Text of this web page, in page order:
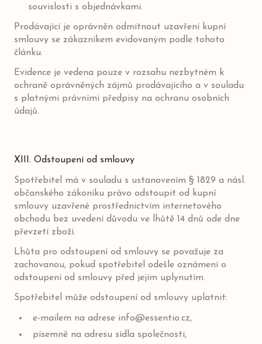
souvislosti s objednávkami.
Prodávající je oprávněn odmítnout uzavření kupní
smlouvy se zákazníkem evidovaným podle tohoto
článku.
Evidence je vedena pouze v rozsahu nezbytném k
ochraně oprávněných zájmů prodávajícího a v souladu
s platnými právními předpisy na ochranu osobních
údajů.
XIII. Odstoupení od smlouvy
Spotřebitel má v souladu s ustanovením § 1829 a násl.
občanského zákoníku právo odstoupit od kupní
smlouvy uzavřené prostřednictvím internetového
obchodu bez uvedení důvodu ve lhůtě 14 dnů ode dne
převzetí zboží.
Lhůta pro odstoupení od smlouvy se považuje za
zachovanou, pokud spotřebitel odešle oznámení o
odstoupení od smlouvy před jejím uplynutím.
Spotřebitel může odstoupení od smlouvy uplatnit:
e-mailem na adrese info@essentio.cz,
písemně na adresu sídla společnosti,